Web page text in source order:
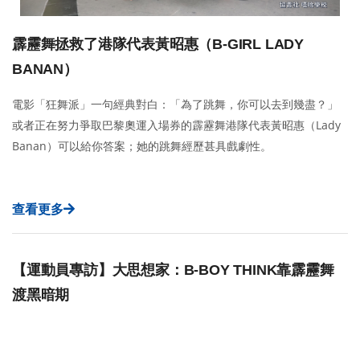
霹靂舞拯救了港隊代表黃昭惠（B-GIRL LADY
BANAN）
電影「狂舞派」一句經典對白：「為了跳舞，你可以去到幾盡？」
或者正在努力爭取巴黎奧運入場券的霹靂舞港隊代表黃昭惠（Lady
Banan）可以給你答案；她的跳舞經歷甚具戲劇性。
查看更多
【運動員專訪】大思想家：B-BOY THINK靠霹靂舞
渡黑暗期